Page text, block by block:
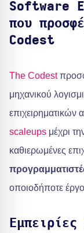
Software
που
Codest
The Codest
μηχανικού
scaleups μέχρι
καθιερωμένες
οποιοδήποτε